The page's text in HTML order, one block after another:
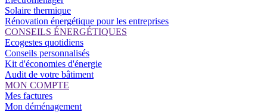
Solaire thermique
Rénovation énergétique pour les entreprises
CONSEILS ÉNERGÉTIQUES
Ecogestes quotidiens
Conseils personnalisés
Kit d'économies d'énergie
Audit de votre bâtiment
MON COMPTE
Mes factures
Mon déménagement